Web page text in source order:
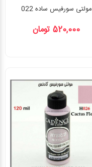
مولتی سورفیس ساده 022
520,000 تومان